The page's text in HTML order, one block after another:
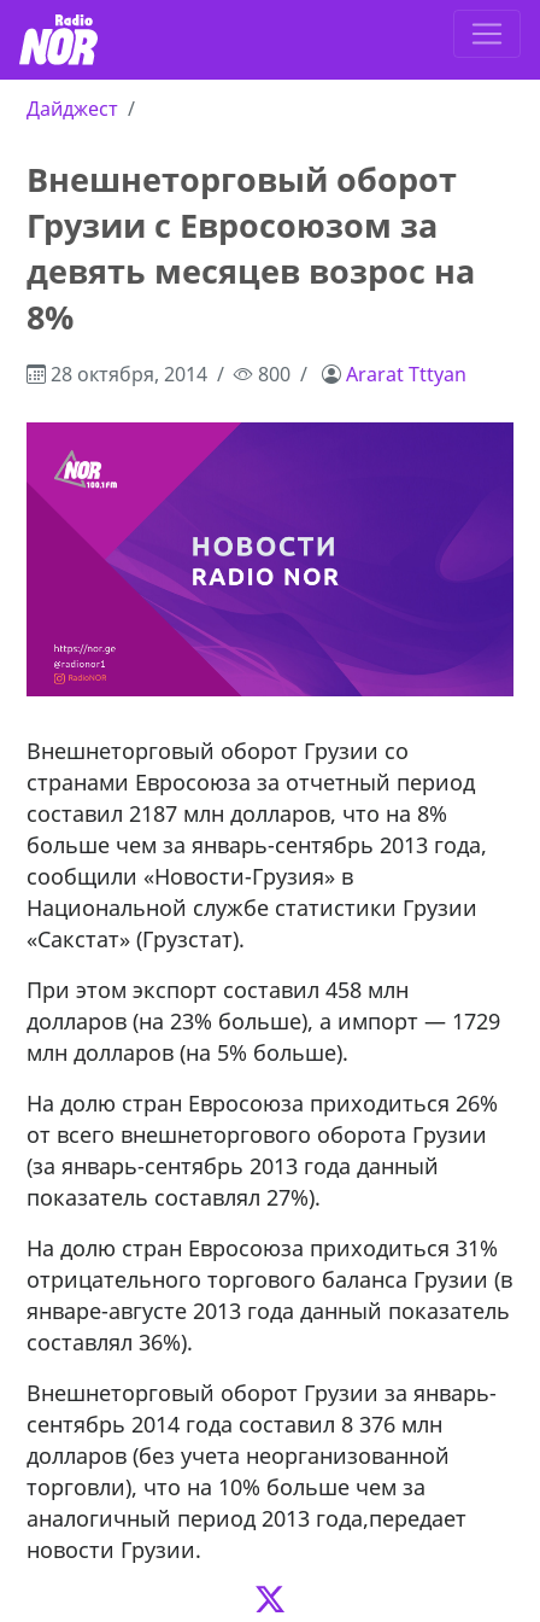
Дайджест
Внешнеторговый оборот
Грузии с Евросоюзом за
девять месяцев возрос на
8%
28 октября, 2014 800 Ararat Tttyan
Внешнеторговый оборот Грузии со
странами Евросоюза за отчетный период
составил 2187 млн долларов, что на 8%
больше чем за январь-сентябрь 2013 года,
сообщили «Новости-Грузия» в
Национальной службе статистики Грузии
«Сакстат» (Грузстат).
При этом экспорт составил 458 млн
долларов (на 23% больше), а импорт — 1729
млн долларов (на 5% больше).
На долю стран Евросоюза приходиться 26%
от всего внешнеторгового оборота Грузии
(за январь-сентябрь 2013 года данный
показатель составлял 27%).
На долю стран Евросоюза приходиться 31%
отрицательного торгового баланса Грузии (в
январе-августе 2013 года данный показатель
составлял 36%).
Внешнеторговый оборот Грузии за январь-
сентябрь 2014 года составил 8 376 млн
долларов (без учета неорганизованной
торговли), что на 10% больше чем за
аналогичный период 2013 года,передает
новости Грузии.